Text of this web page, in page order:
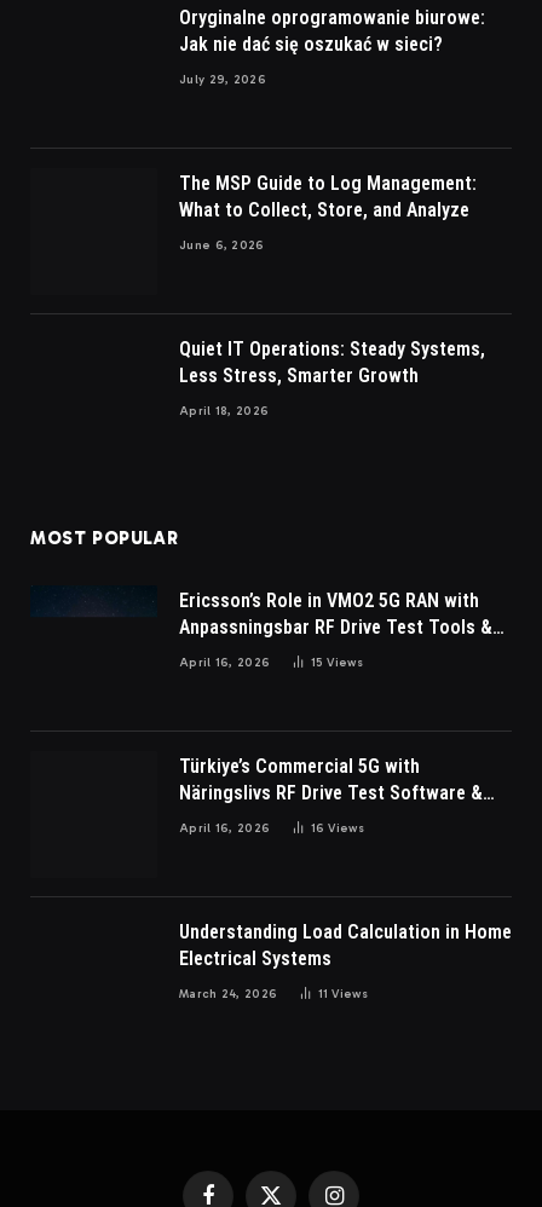
Oryginalne oprogramowanie biurowe:
Jak nie dać się oszukać w sieci?
July 29, 2026
The MSP Guide to Log Management:
What to Collect, Store, and Analyze
June 6, 2026
Quiet IT Operations: Steady Systems,
Less Stress, Smarter Growth
April 18, 2026
MOST POPULAR
Ericsson’s Role in VMO2 5G RAN with
Anpassningsbar RF Drive Test Tools &
Wireless Survey Software
April 16, 2026 15Views
Türkiye’s Commercial 5G with
Näringslivs RF Drive Test Software &
Indoor coverage walk testing
April 16, 2026 16Views
Understanding Load Calculation in Home
Electrical Systems
March 24, 2026 11Views